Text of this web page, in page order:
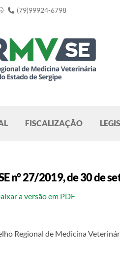
(79)99924-6798
FISCALIZAÇÃO
n° 27/2019, de 30 de
a versão em PDF
Regional de Medicina